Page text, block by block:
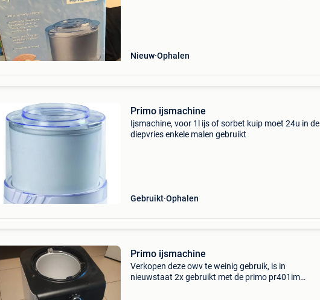
Nieuw Ophalen
Primo ijsmachine
Ijsmachine, voor 1l ijs of sorbet kuip moet 24u in de
diepvries enkele malen gebruikt
Gebruikt Ophalen
Primo ijsmachine
Verkopen deze owv te weinig gebruik, is in
nieuwstaat 2x gebruikt met de primo pr401im